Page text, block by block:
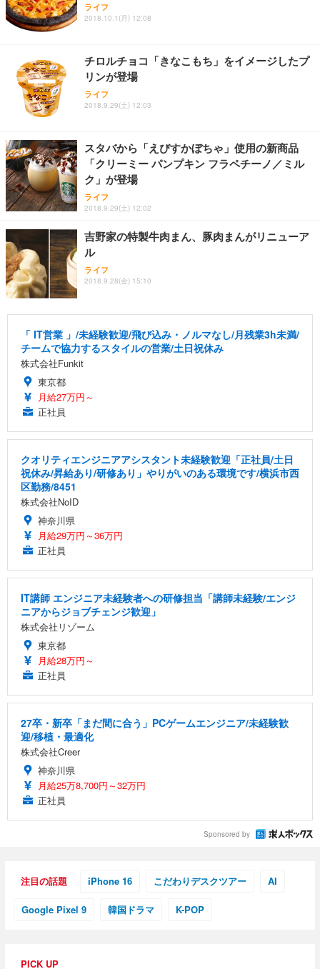
ライフ
2018.10.1(月) 12:08
チロルチョコ「きなこもち」をイメージしたプ
リンが登場
ライフ
2018.9.29(土) 12:03
スタバから「えびすかぼちゃ」使用の新商品
「クリーミー パンプキン フラペチーノ／ミル
ク」が登場
ライフ
2018.9.29(土) 12:02
吉野家の特製牛肉まん、豚肉まんがリニューア
ル
ライフ
2018.9.28(金) 15:10
「 IT営業 」/未経験歓迎/飛び込み・ノルマなし/月残業3h未満/
チームで協力するスタイルの営業/土日祝休み
株式会社Funkit
東京都
月給27万円～
正社員
クオリティエンジニアアシスタント未経験歓迎「正社員/土日
祝休み/昇給あり/研修あり」やりがいのある環境です/横浜市西
区勤務/8451
株式会社NoID
神奈川県
月給29万円～36万円
正社員
IT講師 エンジニア未経験者への研修担当「講師未経験/エンジ
ニアからジョブチェンジ歓迎」
株式会社リゾーム
東京都
月給28万円～
正社員
27卒・新卒「まだ間に合う」PCゲームエンジニア/未経験歓
迎/移植・最適化
株式会社Creer
神奈川県
月給25万8,700円～32万円
正社員
Sponsored by
注目の話題 iPhone 16 こだわりデスクツアー AI
Google Pixel 9 韓国ドラマ K-POP
PICK UP